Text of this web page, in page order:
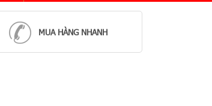
MUA HÀNG NHANH